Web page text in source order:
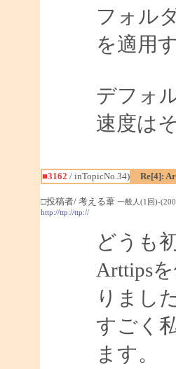
フォル
を適用
デフォ
速度は
■3162 / inTopicNo.34) Re[4]:
□投稿者/ 考える葦 一般人(1回)-
http://ttp://ttp://
どうも
Arttips
りました
すごく
ます。